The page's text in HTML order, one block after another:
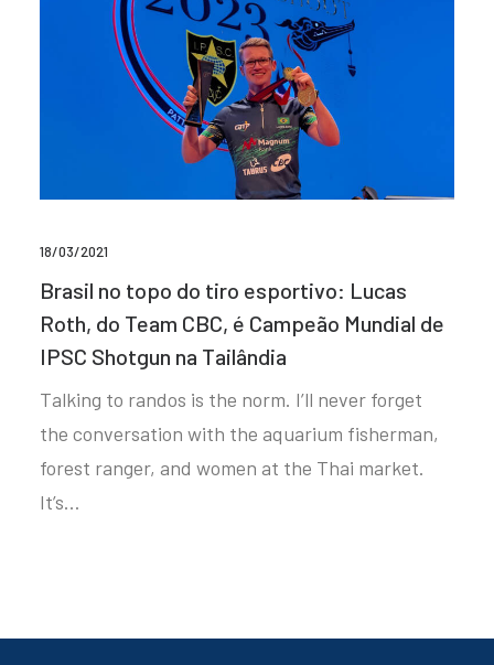
18/03/2021
Brasil no topo do tiro esportivo: Lucas
Roth, do Team CBC, é Campeão Mundial de
IPSC Shotgun na Tailândia
Talking to randos is the norm. I’ll never forget
the conversation with the aquarium fisherman,
forest ranger, and women at the Thai market.
It’s…